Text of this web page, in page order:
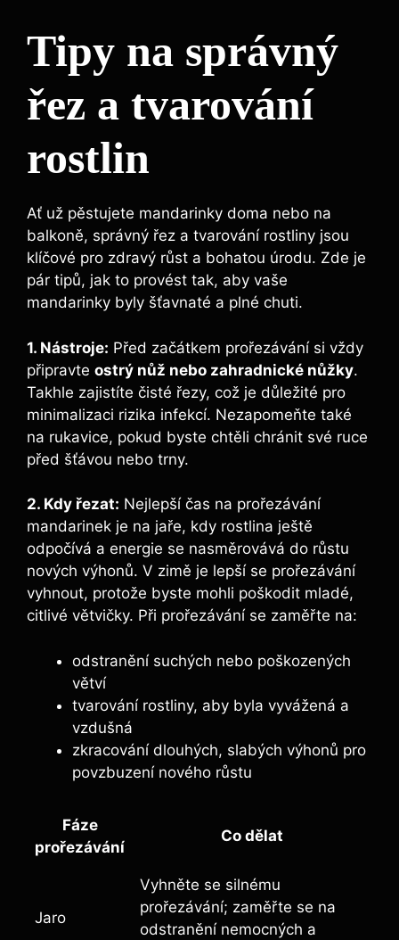
Tipy na správný
řez a tvarování
rostlin
Ať už pěstujete mandarinky doma nebo na
balkoně, správný řez a tvarování rostliny jsou
klíčové pro zdravý růst a bohatou úrodu. Zde je
pár tipů, jak to provést tak, aby vaše
mandarinky byly šťavnaté a plné chuti.
1. Nástroje: Před začátkem prořezávání si vždy
připravte ostrý nůž nebo zahradnické nůžky.
Takhle zajistíte čisté řezy, což je důležité pro
minimalizaci rizika infekcí. Nezapomeňte také
na rukavice, pokud byste chtěli chránit své ruce
před šťávou nebo trny.
2. Kdy řezat: Nejlepší čas na prořezávání
mandarinek je na jaře, kdy rostlina ještě
odpočívá a energie se nasměrovává do růstu
nových výhonů. V zimě je lepší se prořezávání
vyhnout, protože byste mohli poškodit mladé,
citlivé větvičky. Při prořezávání se zaměřte na:
odstranění suchých nebo poškozených
větví
tvarování rostliny, aby byla vyvážená a
vzdušná
zkracování dlouhých, slabých výhonů pro
povzbuzení nového růstu
Fáze
prořezávání
Co dělat
Jaro
Vyhněte se silnému
prořezávání; zaměřte se na
odstranění nemocných a